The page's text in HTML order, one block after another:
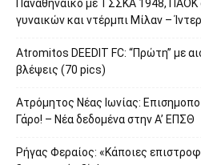
Παναθηναϊκό με ΤΣΣΚΑ 1948, ΠΑΟΚ
γυναικών και ντέρμπι Μίλαν – Ίντερ
Atromitos DEEDIT FC: “Πρώτη” με
βλέψεις (70 pics)
Ατρόμητος Νέας Ιωνίας:
Γάρο! – Νέα δεδομένα στην Α’ ΕΠΣΘ
Ρήγας Φεραίος: «Κάποιες